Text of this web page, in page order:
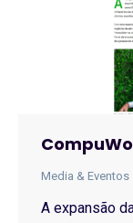
Media & Eventos
A expansão